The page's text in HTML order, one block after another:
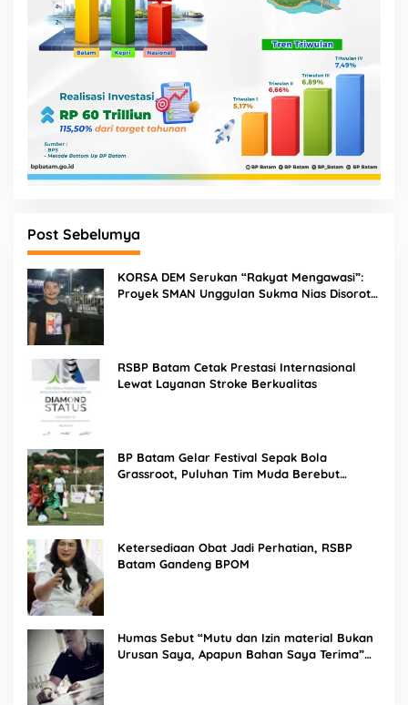
Post Sebelumya
KORSA DEM Serukan “Rakyat Mengawasi”:
Proyek SMAN Unggulan Sukma Nias Disorot,
RSBP Batam Cetak Prestasi Internasional
Lewat Layanan Stroke Berkualitas
BP Batam Gelar Festival Sepak Bola
Grassroot, Puluhan Tim Muda Berebut
Ketersediaan Obat Jadi Perhatian, RSBP
Batam Gandeng BPOM
Humas Sebut “Mutu dan Izin material Bukan
Urusan Saya, Apapun Bahan Saya Terima”